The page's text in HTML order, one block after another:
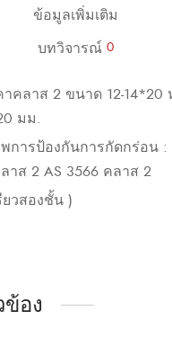
ข้อมูลเพิ่มเติม
บทวิจารณ์ 0
าคลาส2 ขนาด 12-14*20
มม.
การป้องกันการกัดกร่อน:
าส2 AS 3566 คลาส2
ยวสองชั้น)
อง